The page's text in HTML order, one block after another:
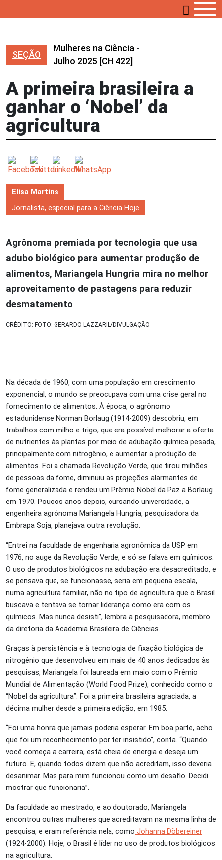
SEÇÃO
Mulheres na Ciência -
Julho 2025 [CH 422]
A primeira brasileira a
ganhar o ‘Nobel’ da
agricultura
Elisa Martins
Jornalista, especial para a Ciência Hoje
Agrônoma premiada por tecnologia que usa
adubo biológico para aumentar produção de
alimentos, Mariangela Hungria mira no melhor
aproveitamento de pastagens para reduzir
desmatamento
CRÉDITO: FOTO: GERARDO LAZZARIL/DIVULGAÇÃO
Na década de 1960, com uma população em crescimento
exponencial, o mundo se preocupava com uma crise geral no
fornecimento de alimentos. À época, o agrônomo
estadunidense Norman Borlaug (1914-2009) descobriu, em
trabalhos com milho e trigo, que era possível melhorar a oferta
de nutrientes às plantas por meio de adubação química pesada,
principalmente com nitrogênio, e aumentar a produção de
alimentos. Foi a chamada Revolução Verde, que tirou milhões
de pessoas da fome, diminuiu as projeções alarmantes de
fome generalizada e rendeu um Prêmio Nobel da Paz a Borlaug
em 1970. Poucos anos depois, cursando universidade, a
engenheira agrônoma Mariangela Hungria, pesquisadora da
Embrapa Soja, planejava outra revolução.
“Entrei na faculdade de engenharia agronômica da USP em
1976, no auge da Revolução Verde, e só se falava em químicos.
O uso de produtos biológicos na adubação era desacreditado, e
se pensava que, se funcionasse, seria em pequena escala,
numa agricultura familiar, não no tipo de agricultura que o Brasil
buscava e tentava se tornar liderança como era com os
químicos. Mas nunca desisti”, lembra a pesquisadora, membro
da diretoria da Academia Brasileira de Ciências.
Graças à persistência e à tecnologia de fixação biológica de
nitrogênio que desenvolveu em mais de 40 anos dedicados às
pesquisas, Mariangela foi laureada em maio com o Prêmio
Mundial de Alimentação (World Food Prize), conhecido como o
“Nobel da agricultura”. Foi a primeira brasileira agraciada, a
décima mulher desde a primeira edição, em 1985.
“Foi uma honra que jamais poderia esperar. Em boa parte, acho
que foi um reconhecimento por ter insistido”, conta. “Quando
você começa a carreira, está cheia de energia e deseja um
futuro. E, quando todos dizem que não acreditam, isso deveria
desanimar. Mas para mim funcionou como um desafio. Decidi
mostrar que funcionaria”.
Da faculdade ao mestrado, e ao doutorado, Mariangela
encontrou outras mulheres que acreditavam na mesma linha de
pesquisa, e eram referência nela, como Johanna Döbereiner
(1924-2000). Hoje, o Brasil é líder no uso de produtos biológicos
na agricultura.